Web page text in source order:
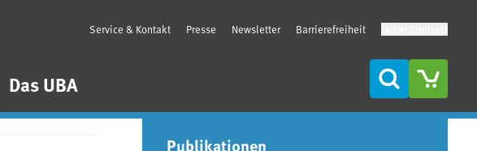
Das UBA
Service & Kontakt Presse Newsletter Barrierefreiheit
Suche
Seitenleiste
Publikationen